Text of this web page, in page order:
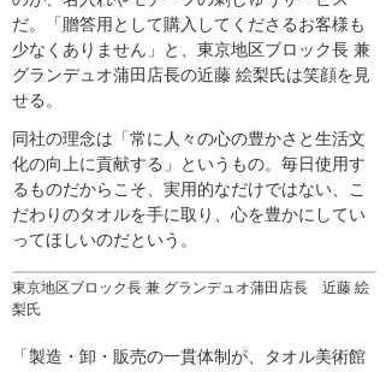
東京地区ブロック長 兼 グランデュオ蒲田店長 近藤 絵
梨氏
だ。「贈答用として購入してくださるお客様も
少なくありません」と、東京地区ブロック長 兼
グランデュオ蒲田店長の近藤 絵梨氏は笑顔を見
せる。
同社の理念は「常に人々の心の豊かさと生活文
化の向上に貢献する」というもの。毎日使用す
るものだからこそ、実用的なだけではない、こ
だわりのタオルを手に取り、心を豊かにしてい
ってほしいのだという。
「製造・卸・販売の一貫体制が、タオル美術館